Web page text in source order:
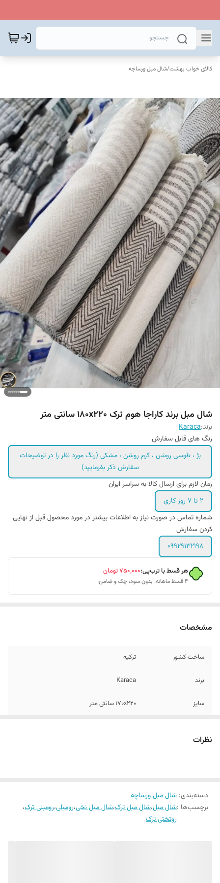
کالای خواب بهشت/شال مبل ورساچه
شال مبل برند کاراجا هوم ترک ۱۸۰x220 سانتی متر
برند:Karaca
رنگ های قابل سفارش
بژ ، طوسی روشن ، کرم روشن ، مشکی (رنگ مورد نظر را در توضیحات
سفارش ذکر بفرمایید)
زمان لازم برای ارسال کالا به سراسر ایران
۲ تا ۷ روز کاری
شماره تماس در صورت نیاز به اطلاعات بیشتر در مورد محصول قبل از نهایی
کردن سفارش
۰۹۹۲۹۱۳۲۱۹۸
هر قسط با ترب‌پی:۷۵۰٬۰۰۰تومان
۴ قسط ماهانه. بدون سود، چک و ضامن.
مشخصات
ساخت کشور ترکیه
برند Karaca
سایز ۱۷۰x220 سانتی متر
نظرات
دسته‌بندی: شال مبل ورساچه
برچسب‌ها :شال مبل،شال مبل ترک،شال مبل نخی،رومبلی،رومبلی ترک،
روتختی ترک